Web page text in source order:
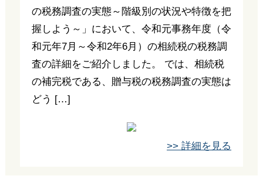
の税務調査の実態～階級別の状況や特徴を把
握しよう～」において、令和元事務年度（令
和元年7月～令和2年6月）の相続税の税務調
査の詳細をご紹介しました。 では、相続税
の補完税である、贈与税の税務調査の実態は
どう […]
>> 詳細を見る